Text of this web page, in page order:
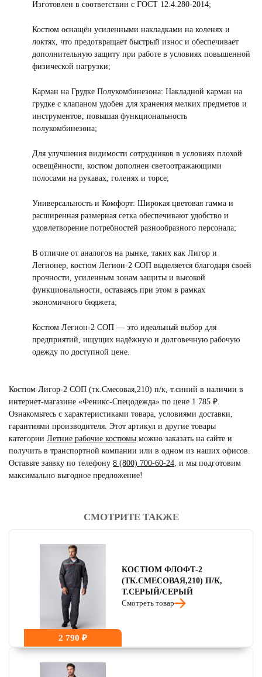
Изготовлен в соответствии с ГОСТ 12.4.280-2014;
Костюм оснащён усиленными накладками на коленях и
локтях, что предотвращает быстрый износ и обеспечивает
дополнительную защиту при работе в условиях повышенной
физической нагрузки;
Карман на Грудке Полукомбинезона: Накладной карман на
грудке с клапаном удобен для хранения мелких предметов и
инструментов, повышая функциональность
полукомбинезона;
Для улучшения видимости сотрудников в условиях плохой
освещённости, костюм дополнен светоотражающими
полосами на рукавах, голенях и торсе;
Универсальность и Комфорт: Широкая цветовая гамма и
расширенная размерная сетка обеспечивают удобство и
удовлетворение потребностей разнообразного персонала;
В отличие от аналогов на рынке, таких как Лигор и
Легионер, костюм Легион-2 СОП выделяется благодаря своей
прочности, усиленным зонам защиты и высокой
функциональности, оставаясь при этом в рамках
экономичного бюджета;
Костюм Легион-2 СОП — это идеальный выбор для
предприятий, ищущих надёжную и долговечную рабочую
одежду по доступной цене.
Костюм Лигор-2 СОП (тк.Смесовая,210) п/к, т.синий в наличии в
интернет-магазине «Феникс-Спецодежда» по цене 1 785 ₽.
Ознакомьтесь с характеристиками товара, условиями доставки,
гарантиями производителя. Этот артикул и другие товары
категории Летние рабочие костюмы можно заказать на сайте и
получить в транспортной компании или в одном из наших офисов.
Оставьте заявку по телефону 8 (800) 700-60-24 и мы подготовим
максимально выгодное предложение!
4.5
СМОТРИТЕ ТАКЖЕ
2 790 ₽
КОСТЮМ ФЛОФТ-2
(ТК.СМЕСОВАЯ,210) П/К,
Т.СЕРЫЙ/СЕРЫЙ
Смотреть товар